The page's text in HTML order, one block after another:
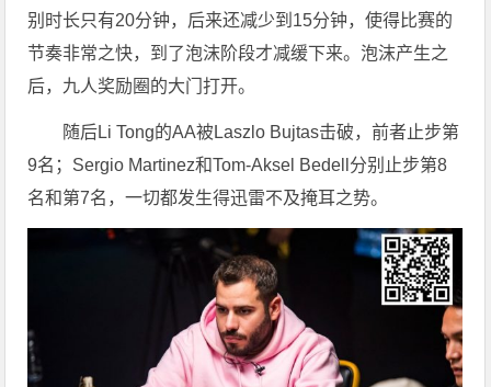
别时长只有20分钟，后来还减少到15分钟，使得比赛的
节奏非常之快，到了泡沫阶段才减缓下来。泡沫产生之
后，九人奖励圈的大门打开。
随后Li Tong的AA被Laszlo Bujtas击破，前者止步第
9名；Sergio Martinez和Tom-Aksel Bedell分别止步第8
名和第7名，一切都发生得迅雷不及掩耳之势。